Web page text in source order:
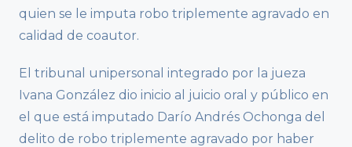
quien se le imputa robo triplemente agravado en
calidad de coautor.
El tribunal unipersonal integrado por la jueza
Ivana González dio inicio al juicio oral y público en
el que está imputado Darío Andrés Ochonga del
delito de robo triplemente agravado por haber